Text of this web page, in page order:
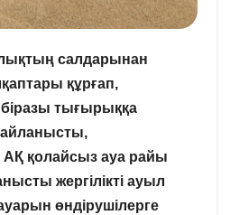
салдарынан
құрғап,
тығырыққа
қолайсыз ауа райы
жергілікті ауыл
өндірушілерге